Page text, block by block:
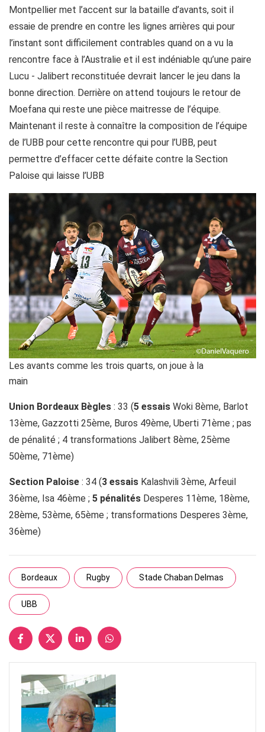
Montpellier met l’accent sur la bataille d’avants, soit il
essaie de prendre en contre les lignes arrières qui pour
l’instant sont difficilement contrables quand on a vu la
rencontre face à l’Australie et il est indéniable qu’une paire
Lucu - Jalibert reconstituée devrait lancer le jeu dans la
bonne direction. Derrière on attend toujours le retour de
Moefana qui reste une pièce maitresse de l’équipe.
Maintenant il reste à connaître la composition de l’équipe
de l’UBB pour cette rencontre qui pour l’UBB, peut
permettre d’effacer cette défaite contre la Section
Paloise qui laisse l’UBB
Les avants comme les trois quarts, on joue à la
main
Union Bordeaux Bègles : 33 (5 essais Woki 8ème, Barlot
13ème, Gazzotti 25ème, Buros 49ème, Uberti 71ème ; pas
de pénalité ; 4 transformations Jalibert 8ème, 25ème
50ème, 71ème)
Section Paloise : 34 (3 essais Kalashvili 3ème, Arfeuil
36ème, Isa 46ème ; 5 pénalités Desperes 11ème, 18ème,
28ème, 53ème, 65ème ; transformations Desperes 3ème,
36ème)
Bordeaux Rugby Stade Chaban Delmas
UBB